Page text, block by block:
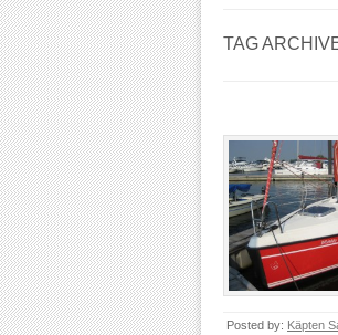
TAG
Posted by: Käpten